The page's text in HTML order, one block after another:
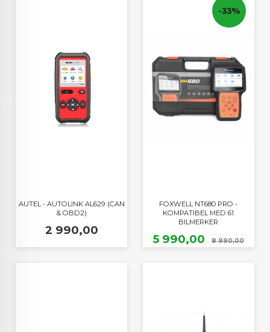
AUTEL - AUTOLINK AL629 (CAN
& OBD2)
Pris
2 990,00
FOXWELL NT680 PRO -
KOMPATIBEL MED 61
BILMERKER
Tilbud
5 990,00 8 990,00
-33%